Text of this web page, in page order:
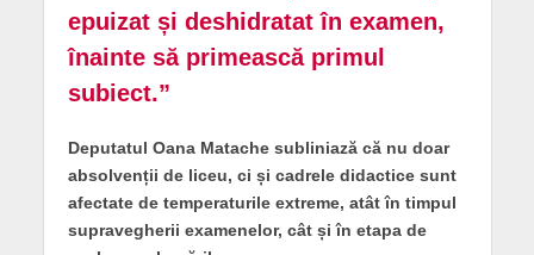
epuizat și deshidratat în examen,
înainte să primească primul
subiect.”
Deputatul Oana Matache subliniază că nu doar
absolvenții de liceu, ci și cadrele didactice sunt
afectate de temperaturile extreme, atât în timpul
supravegherii examenelor, cât și în etapa de